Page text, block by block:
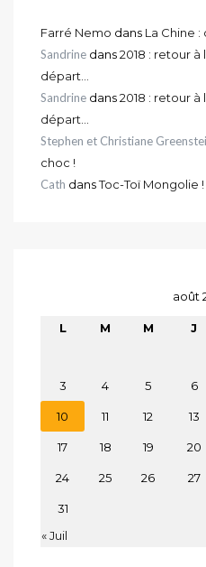
Farré Nemo dans La Chine :
Sandrine dans2018 : retour à
départ…
Sandrine dans2018 : retour à
départ…
Stephen et Christiane
choc !
Cath dansToc-Toï Mongolie !
août
L M M J
« Juil
3 4 5 6
10 11 12 13
17 18 19 20
24 25 26 27
31